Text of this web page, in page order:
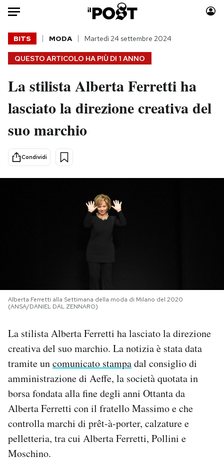
Auto
HOME
Italia
Politica
Tecnologia
Scienza
Moda
Consumismi
I MIEI PREFERITI
CALENDARIO
AREA PERSONALE
Area Personale
Newsletter
Notifiche mobile
QUESTO ARTICOLO HA PIÙ DI 1 ANNO
BITS MODA Martedì 24 settembre 2024
La stilista Alberta Ferretti ha
lasciato la direzione creativa del
suo marchio
Condividi
Alberta Ferretti alla Settimana della moda di Milano del 2020
(ANSA/DANIEL DAL ZENNARO)
La stilista Alberta Ferretti ha lasciato la direzione
creativa del suo marchio. La notizia è stata data
tramite uncomunicato stampadal consiglio di
amministrazione di Aeffe, la società quotata in
borsa fondata alla fine degli anni Ottanta da
Alberta Ferretti con il fratello Massimo e che
controlla marchi di prêt-à-porter, calzature e
pelletteria, tra cui Alberta Ferretti, Pollini e
Moschino.